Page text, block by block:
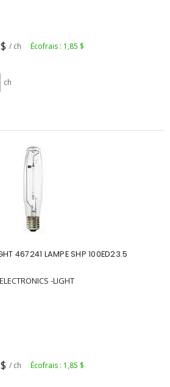
/ ch Écofrais : 1,85 $
ch
467241 LAMPE SHP 100ED23.5
-LIGHT
/ ch Écofrais : 1,85 $